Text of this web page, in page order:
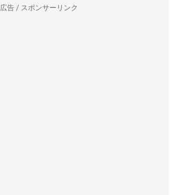
広告 / スポンサーリンク